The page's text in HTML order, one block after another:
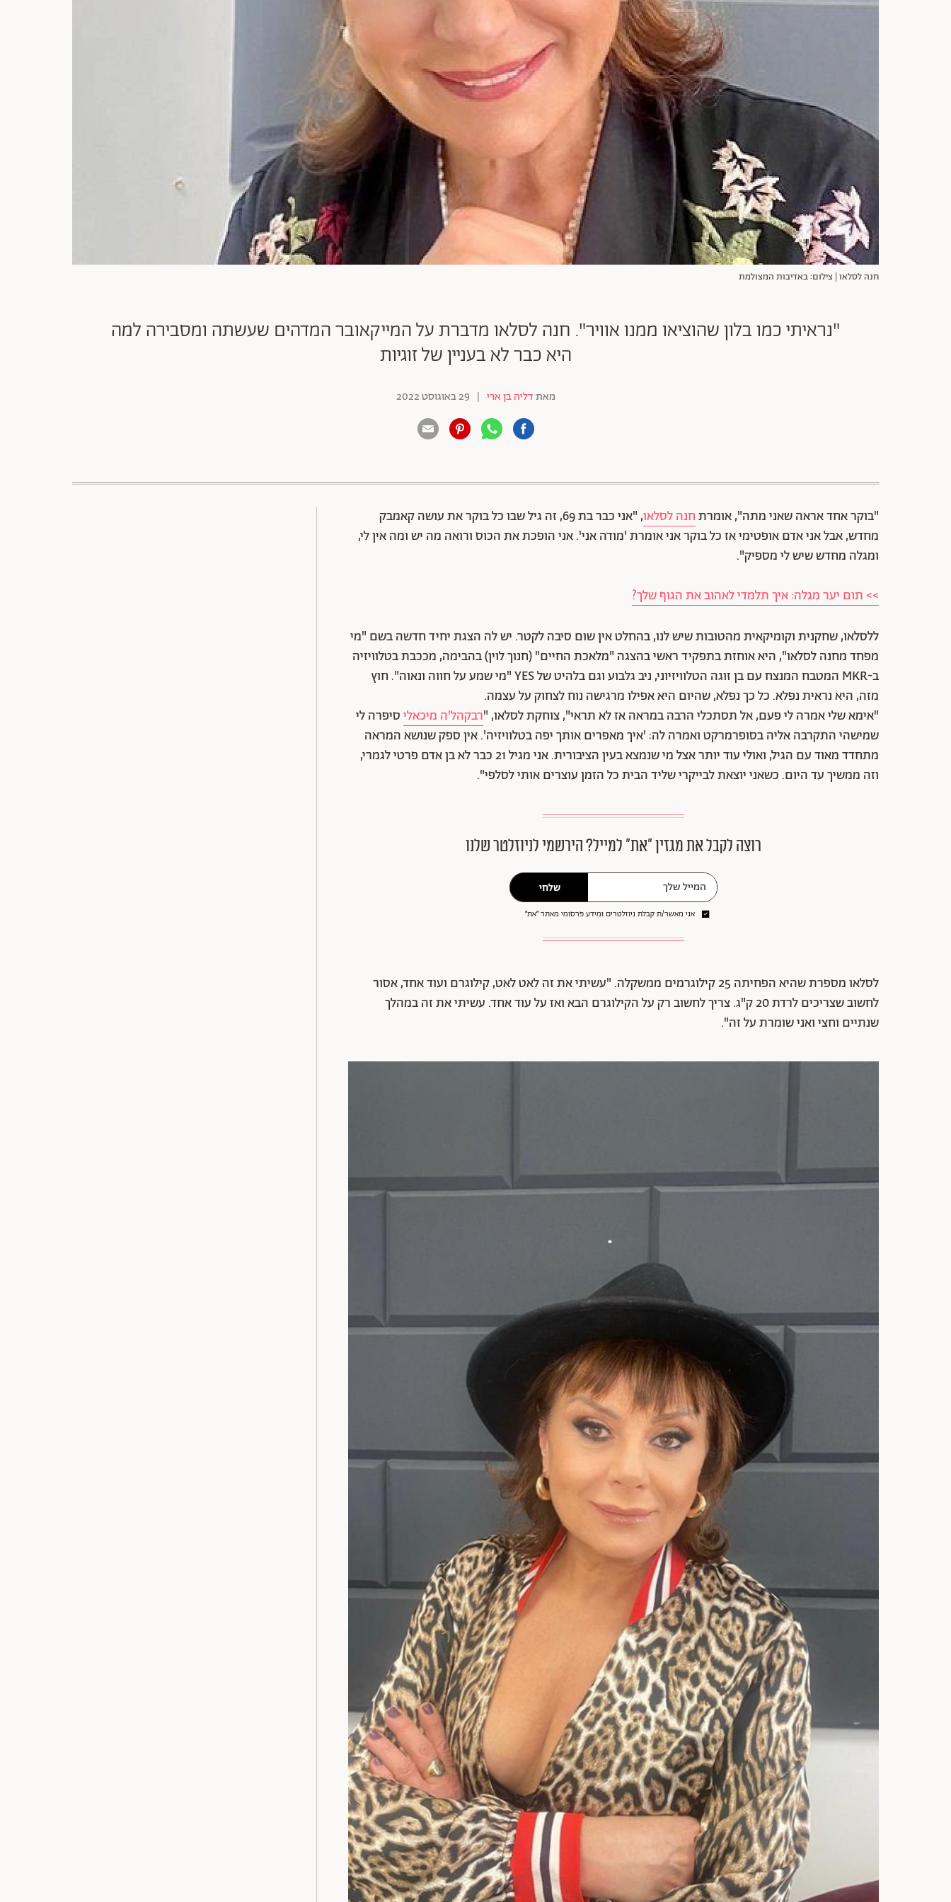
חנה לסלאו | צילום: באדיבות המצולמת
"נראיתי כמו בלון שהוציאו ממנו אוויר". חנה לסלאו מדברת על המייקאובר המדהים שעשתה ומסבירה למה
היא כבר לא בעניין של זוגיות
מאתדליה בן ארי | 29 באוגוסט 2022
"בוקר אחד אראה שאני מתה", אומרתחנה לסלאו
, "אני כבר בת 69, זה גיל שבו כל בוקר את עושה קאמבק
מחדש, אבל אני אדם אופטימי אז כל בוקר אני אומרת 'מודה אני'. אני הופכת את הכוס ורואה מה יש ומה אין לי,
ומגלה מחדש שיש לי מספיק".
>> תום יער מגלה: איך תלמדי לאהוב את הגוף שלך?
ללסלאו, שחקנית וקומיקאית מהטובות שיש לנו, בהחלט אין שום סיבה לקטר. יש לה הצגת יחיד חדשה בשם "מי
מפחד מחנה לסלאו", היא אוחזת בתפקיד ראשי בהצגה "מלאכת החיים" (חנוך לוין) בהבימה, מככבת בטלוויזיה
ב-MKR המטבח המנצח עם בן זוגה הטלוויזיוני, ניב גלבוע וגם בלהיט של YES "מי שמע על חווה ונאוה". חוץ
מזה, היא נראית נפלא. כל כך נפלא, שהיום היא אפילו מרגישה נוח לצחוק על עצמה.
"אימא שלי אמרה לי פעם, אל תסתכלי הרבה במראה אז לא תראי", צוחקת לסלאו, "רבקהל'ה מיכאליסיפרה לי
שמישהי התקרבה אליה בסופרמרקט ואמרה לה: 'איך מאפרים אותך יפה בטלוויזיה'. אין ספק שנושא המראה
מתחדד מאוד עם הגיל, ואולי עוד יותר אצל מי שנמצא בעין הציבורית. אני מגיל 21 כבר לא בן אדם פרטי לגמרי,
וזה ממשיך עד היום. כשאני יוצאת לבייקרי שליד הבית כל הזמן עוצרים אותי לסלפי".
רוצה לקבל את מגזין ״את״ למייל? הירשמי לניוזלטר שלנו
שלחי
אני מאשר/ת קבלת ניוזלטרים ומידע פרסומי מאתר ״את״
לסלאו מספרת שהיא הפחיתה 25 קילוגרמים ממשקלה. "עשיתי את זה לאט לאט, קילוגרם ועוד אחד, אסור
לחשוב שצריכים לרדת 20 ק"ג. צריך לחשוב רק על הקילוגרם הבא ואז על עוד אחד. עשיתי את זה במהלך
שנתיים וחצי ואני שומרת על זה".